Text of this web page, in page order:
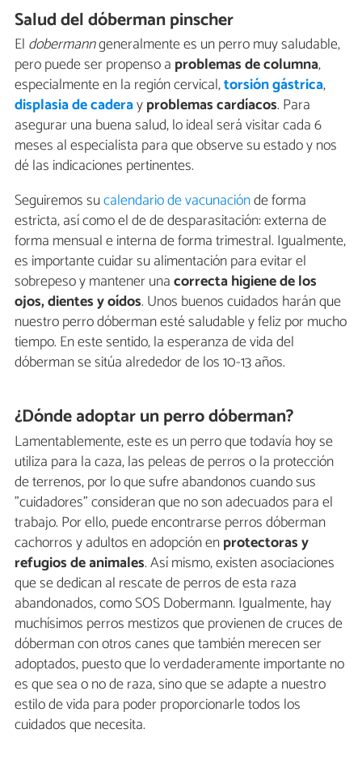
Salud del dóberman pinscher
El dobermanngeneralmente es un perro muy saludable,
pero puede ser propenso a problemas de columna,
especialmente en la región cervical,torsión gástrica,
displasia de caderayproblemas cardíacos. Para
asegurar una buena salud, lo ideal será visitar cada 6
meses al especialista para que observe su estado y nos
dé las indicaciones pertinentes.
Seguiremos sucalendario de vacunaciónde forma
estricta, así como el de de desparasitación: externa de
forma mensual e interna de forma trimestral. Igualmente,
es importante cuidar su alimentación para evitar el
sobrepeso y mantener unacorrecta higiene de los
ojos, dientes y oídos. Unos buenos cuidados harán que
nuestro perro dóberman esté saludable y feliz por mucho
tiempo. En este sentido, la esperanza de vida del
dóberman se sitúa alrededor de los 10-13 años.
¿Dónde adoptar un perro dóberman?
Lamentablemente, este es un perro que todavía hoy se
utiliza para la caza, las peleas de perros o la protección
de terrenos, por lo que sufre abandonos cuando sus
"cuidadores" consideran que no son adecuados para el
trabajo. Por ello, puede encontrarse perros dóberman
cachorros y adultos en adopción enprotectoras y
refugios de animales. Así mismo, existen asociaciones
que se dedican al rescate de perros de esta raza
abandonados, como SOS Dobermann. Igualmente, hay
muchísimos perros mestizos que provienen de cruces de
dóberman con otros canes que también merecen ser
adoptados, puesto que lo verdaderamente importante no
es que sea o no de raza, sino que se adapte a nuestro
estilo de vida para poder proporcionarle todos los
cuidados que necesita.